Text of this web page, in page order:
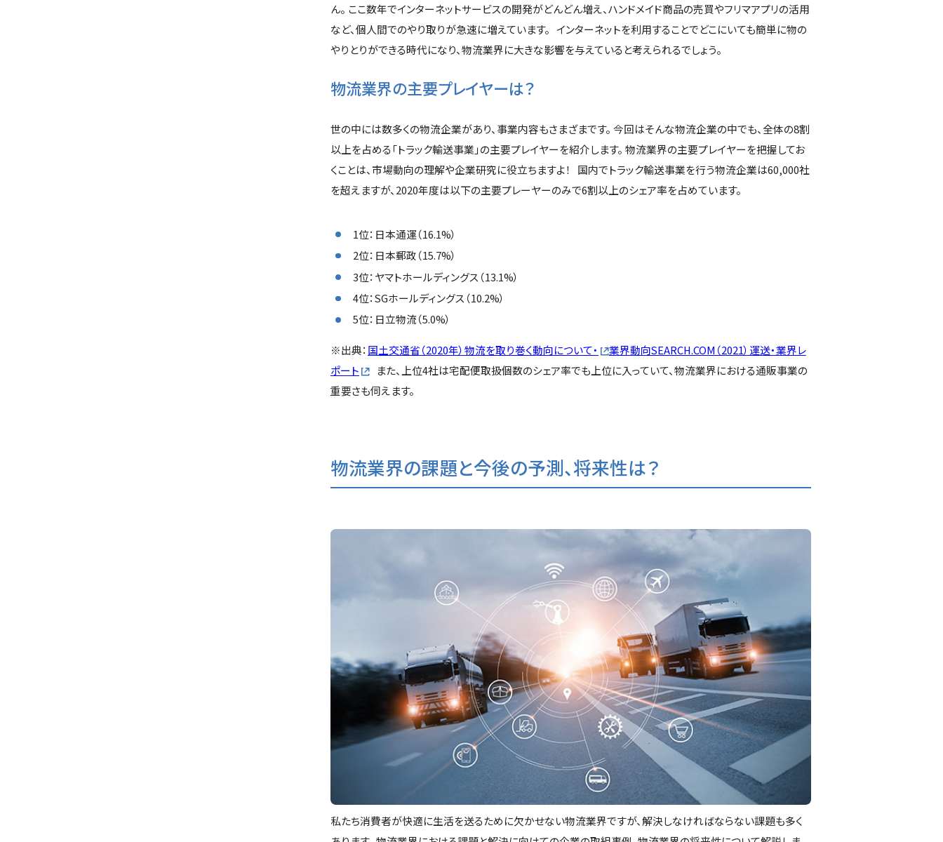
ん。 ここ数年でインターネットサービスの開発がどんどん増え、ハンドメイド商品の売買やフリマアプリの活用
など、個人間でのやり取りが急速に増えています。 インターネットを利用することでどこにいても簡単に物の
やりとりができる時代になり、物流業界に大きな影響を与えていると考えられるでしょう。
物流業界の主要プレイヤーは？
世の中には数多くの物流企業があり、事業内容もさまざまです。 今回はそんな物流企業の中でも、全体の8割
以上を占める「トラック輸送事業」の主要プレイヤーを紹介します。 物流業界の主要プレイヤーを把握してお
くことは、市場動向の理解や企業研究に役立ちますよ！ 国内でトラック輸送事業を行う物流企業は60,000社
を超えますが、2020年度は以下の主要プレーヤーのみで6割以上のシェア率を占めています。
1位：日本通運（16.1%）
2位：日本郵政（15.7%）
3位：ヤマトホールディングス（13.1%）
4位：SGホールディングス（10.2%）
5位：日立物流（5.0%）
※出典： 国土交通省（2020年）物流を取り巻く動向について・
業界動向SEARCH.COM（2021）運送・業界レ
ポート
また、上位4社は宅配便取扱個数のシェア率でも上位に入っていて、物流業界における通販事業の
重要さも伺えます。
物流業界の課題と今後の予測、将来性は？
私たち消費者が快適に生活を送るために欠かせない物流業界ですが、解決しなければならない課題も多く